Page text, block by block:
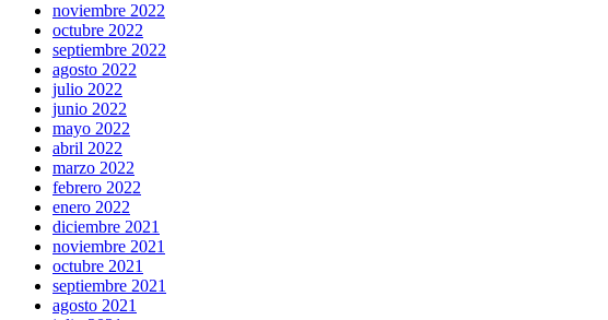
noviembre 2022
octubre 2022
septiembre 2022
agosto 2022
julio 2022
junio 2022
mayo 2022
abril 2022
marzo 2022
febrero 2022
enero 2022
diciembre 2021
noviembre 2021
octubre 2021
septiembre 2021
agosto 2021